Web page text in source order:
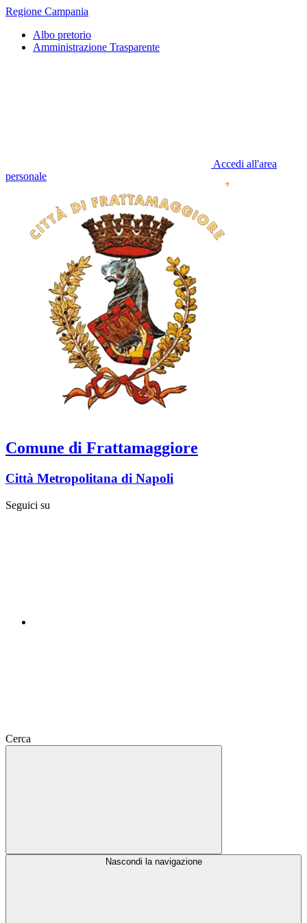
Regione Campania
Albo pretorio
Amministrazione Trasparente
Accedi all'area
personale
Comune di Frattamaggiore
Città Metropolitana di Napoli
Seguici su
Cerca
Nascondi la navigazione